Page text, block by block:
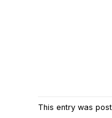
This entry was